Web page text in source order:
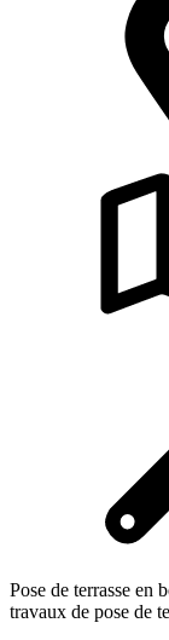
Pose de terrasse en
travaux de pose de